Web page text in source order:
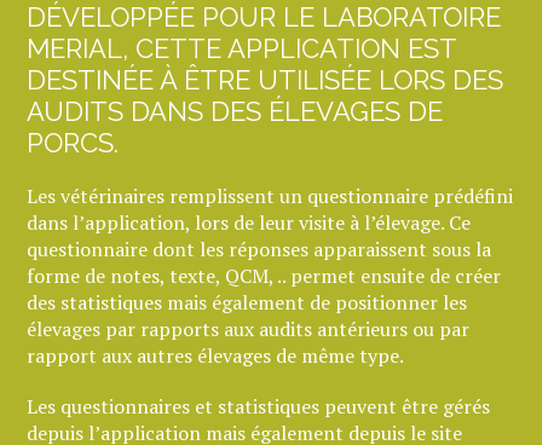
DÉVELOPPÉE POUR LE LABORATOIRE
MERIAL, CETTE APPLICATION EST
DESTINÉE À ÊTRE UTILISÉE LORS DES
AUDITS DANS DES ÉLEVAGES DE
PORCS.
Les vétérinaires remplissent un questionnaire prédéfini
dans l’application, lors de leur visite à l’élevage. Ce
questionnaire dont les réponses apparaissent sous la
forme de notes, texte, QCM, .. permet ensuite de créer
des statistiques mais également de positionner les
élevages par rapports aux audits antérieurs ou par
rapport aux autres élevages de même type.
Les questionnaires et statistiques peuvent être gérés
depuis l’application mais également depuis le site